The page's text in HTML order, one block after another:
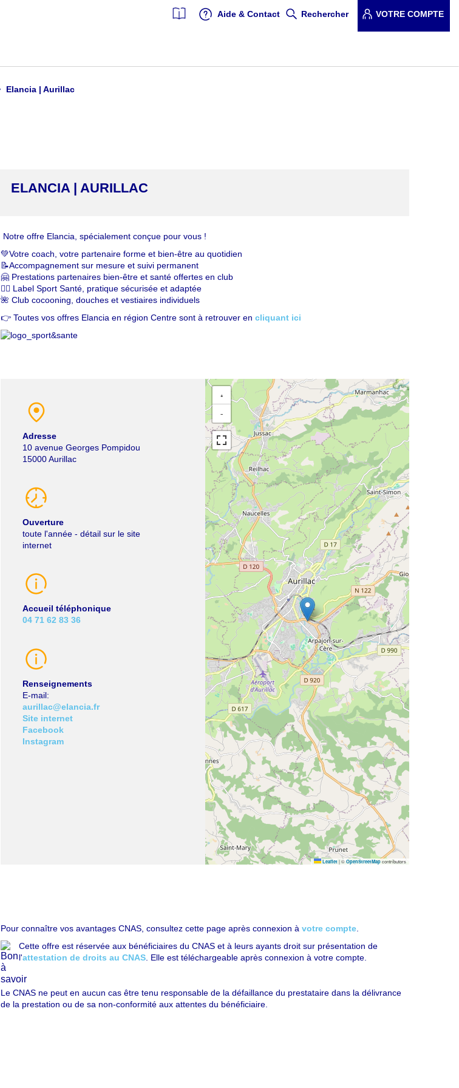
Aide & Contact Rechercher VOTRE COMPTE
Elancia | Aurillac
ELANCIA | AURILLAC
Notre offre Elancia, spécialement conçue pour vous !
💚Votre coach, votre partenaire forme et bien-être au quotidien
📝Accompagnement sur mesure et suivi permanent
🤗 Prestations partenaires bien-être et santé offertes en club
👨‍⚕️ Label Sport Santé, pratique sécurisée et adaptée
🌺 Club cocooning, douches et vestiaires individuels
👉 Toutes vos offres Elancia en région Centre sont à retrouver encliquant ici
Adresse
10 avenue Georges Pompidou
15000 Aurillac
Ouverture
toute l'année - détail sur le site
internet
Accueil téléphonique
04 71 62 83 36
Renseignements
E-mail
aurillac@elancia.fr
Site internet
Facebook
Instagram
+
−
Leaflet |© OpenStreetMap contributors
Pour connaître vos avantages CNAS, consultez cette page après connexion àvotre compte
Cette offre est réservée aux bénéficiaires du CNAS et à leurs ayants droit sur présentation de
l'attestation de droits au CNAS . Elle est téléchargeable après connexion à votre compte.
Le CNAS ne peut en aucun cas être tenu responsable de la défaillance du prestataire dans la délivrance
de la prestation ou de sa non-conformité aux attentes du bénéficiaire.